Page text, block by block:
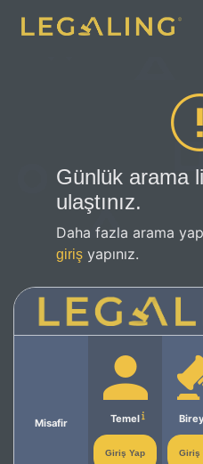
Günlük arama
ulaştınız.
Daha fazla arama
giriş yapınız.
Misafir Temel
Giriş Yap Giriş